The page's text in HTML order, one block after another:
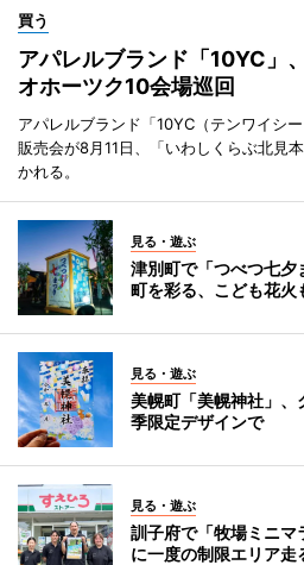
買う
アパレルブランド「10YC」
オホーツク10会場巡回
アパレルブランド「10YC（テンワイシ
販売会が8月11日、「いわしくらぶ北見
かれる。
見る・遊ぶ
津別町で「つべつ七
町を彩る、こども花火
見る・遊ぶ
美幌町「美幌神社」
季限定デザインで
見る・遊ぶ
訓子府で「牧場ミニ
に一度の制限エリア走